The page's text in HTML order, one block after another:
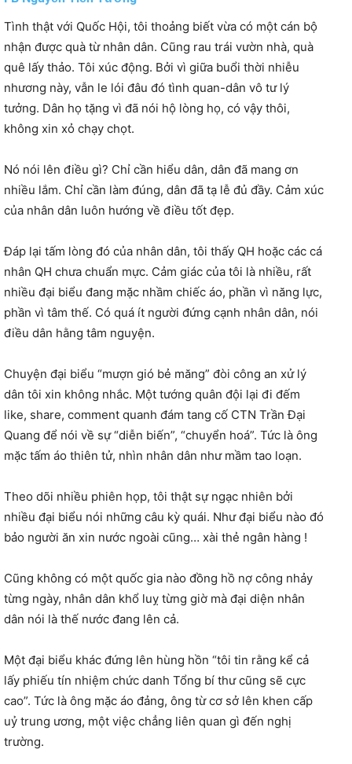
Tình thật với Quốc Hội, tôi thoảng biết vừa có một cán bộ
nhận được quà từ nhân dân. Cũng rau trái vườn nhà, quà
quê lấy thảo. Tôi xúc động. Bởi vì giữa buổi thời nhiễu
nhương này, vẫn le lói đâu đó tình quan-dân vô tư lý
tưởng. Dân họ tặng vì đã nói hộ lòng họ, có vậy thôi,
không xin xỏ chạy chọt.
Nó nói lên điều gì? Chỉ cần hiểu dân, dân đã mang ơn
nhiều lắm. Chỉ cần làm đúng, dân đã tạ lễ đủ đầy. Cảm xúc
của nhân dân luôn hướng về điều tốt đẹp.
Đáp lại tấm lòng đó của nhân dân, tôi thấy QH hoặc các cá
nhân QH chưa chuẩn mực. Cảm giác của tôi là nhiều, rất
nhiều đại biểu đang mặc nhầm chiếc áo, phần vì năng lực,
phần vì tâm thế. Có quá ít người đứng cạnh nhân dân, nói
điều dân hằng tâm nguyện.
Chuyện đại biểu “mượn gió bẻ măng” đòi công an xử lý
dân tôi xin không nhắc. Một tướng quân đội lại đi đếm
like, share, comment quanh đám tang cố CTN Trần Đại
Quang để nói về sự “diễn biến”, “chuyển hoá”. Tức là ông
mặc tấm áo thiên tử, nhìn nhân dân như mầm tao loạn.
Theo dõi nhiều phiên họp, tôi thật sự ngạc nhiên bởi
nhiều đại biểu nói những câu kỳ quái. Như đại biểu nào đó
bảo người ăn xin nước ngoài cũng… xài thẻ ngân hàng !
Cũng không có một quốc gia nào đồng hồ nợ công nhảy
từng ngày, nhân dân khổ luỵ từng giờ mà đại diện nhân
dân nói là thế nước đang lên cả.
Một đại biểu khác đứng lên hùng hồn “tôi tin rằng kể cả
lấy phiếu tín nhiệm chức danh Tổng bí thư cũng sẽ cực
cao”. Tức là ông mặc áo đảng, ông từ cơ sở lên khen cấp
uỷ trung ương, một việc chẳng liên quan gì đến nghị
trường.